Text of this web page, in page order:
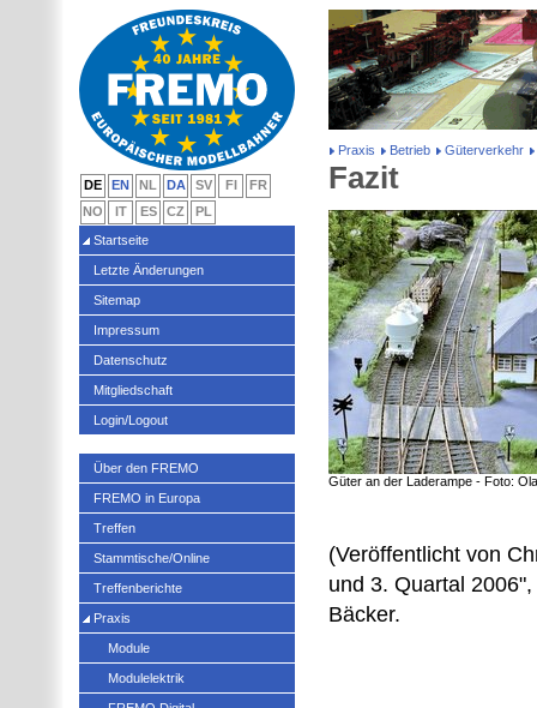
Praxis Betrieb Güterverkehr
Fazit
Güter an der Laderampe - Foto:
(Veröffentlicht von
und 3. Quartal
Bäcker.
DE EN NL DA SV FI
FR
NO
IT ES CZ
PL
Startseite
Letzte Änderungen
Sitemap
Impressum
Datenschutz
Mitgliedschaft
Login/Logout
Über den FREMO
FREMO in Europa
Treffen
Stammtische/Online
Treffenberichte
Praxis
Module
Modulelektrik